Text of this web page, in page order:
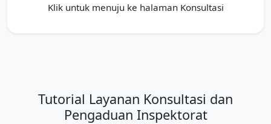
Klik untuk menuju ke halaman Konsultasi
Tutorial Layanan Konsultasi dan
Pengaduan Inspektorat